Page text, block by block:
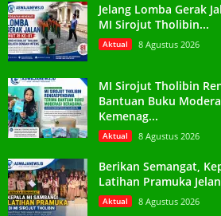
Jelang Lomba Gerak
MI Sirojut Tholibin...
Aktual 8 Agustus 2026
MI Sirojut Tholibin
Bantuan Buku
Kemenag...
Aktual 8 Agustus 2026
Berikan Semangat,
Latihan Pramuka
Aktual 8 Agustus 2026